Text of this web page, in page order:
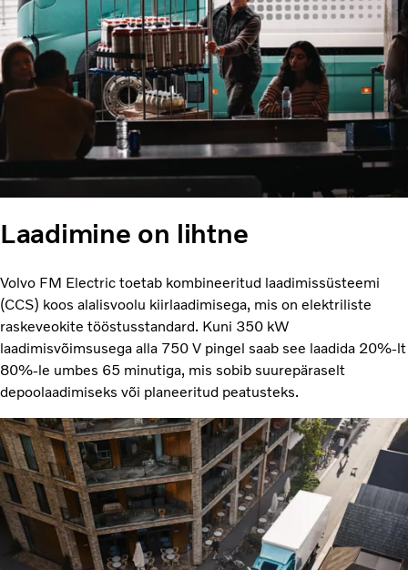
Laadimine on lihtne
Volvo FM Electric toetab kombineeritud laadimissüsteemi
(CCS) koos alalisvoolu kiirlaadimisega, mis on elektriliste
raskeveokite tööstusstandard. Kuni 350 kW
laadimisvõimsusega alla 750 V pingel saab see laadida 20%-lt
80%-le umbes 65 minutiga, mis sobib suurepäraselt
depoolaadimiseks või planeeritud peatusteks.